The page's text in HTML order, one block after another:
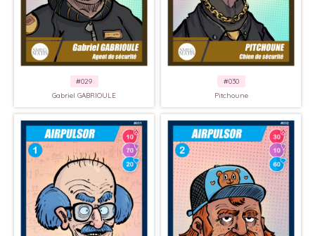
#029
Gabriel GABRIOULE
#030
Pitchoune